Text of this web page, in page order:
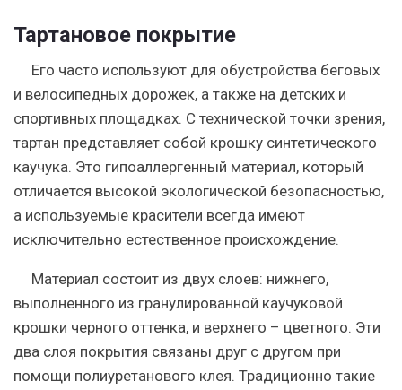
Тартановое покрытие
Его часто используют для обустройства беговых
и велосипедных дорожек, а также на детских и
спортивных площадках. С технической точки зрения,
тартан представляет собой крошку синтетического
каучука. Это гипоаллергенный материал, который
отличается высокой экологической безопасностью,
а используемые красители всегда имеют
исключительно естественное происхождение.
Материал состоит из двух слоев: нижнего,
выполненного из гранулированной каучуковой
крошки черного оттенка, и верхнего – цветного. Эти
два слоя покрытия связаны друг с другом при
помощи полиуретанового клея. Традиционно такие